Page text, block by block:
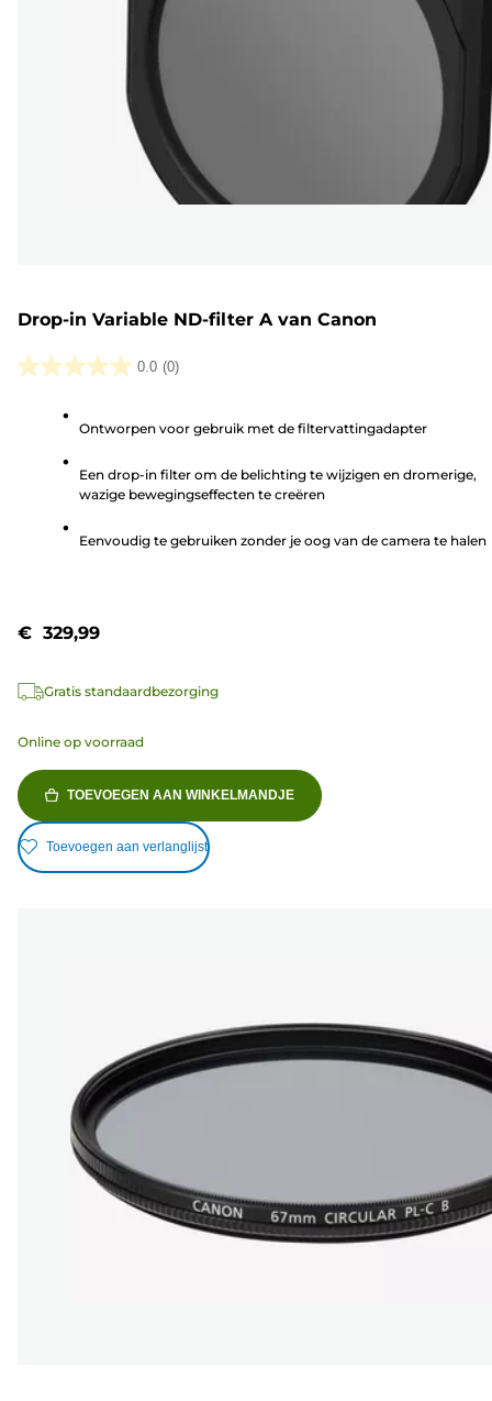
Drop-in Variable ND-filter A van Canon
0.0 (0)
0.0
sterren.
Ontworpen voor gebruik met de filtervattingadapter
Een drop-in filter om de belichting te wijzigen en dromerige,
wazige bewegingseffecten te creëren
Eenvoudig te gebruiken zonder je oog van de camera te halen
€ 329,99
Gratis standaardbezorging
Online op voorraad
TOEVOEGEN AAN WINKELMANDJE
Toevoegen aan verlanglijst